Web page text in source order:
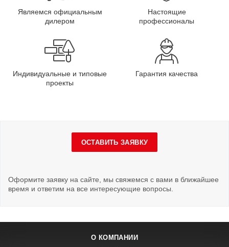
Являемся официальным
дилером
Настоящие
профессионалы
Индивидуальные и типовые
проекты
Гарантия качества
ОСТАВИТЬ ЗАЯВКУ
Оформите заявку на сайте, мы свяжемся с вами в ближайшее
время и ответим на все интересующие вопросы.
О КОМПАНИИ